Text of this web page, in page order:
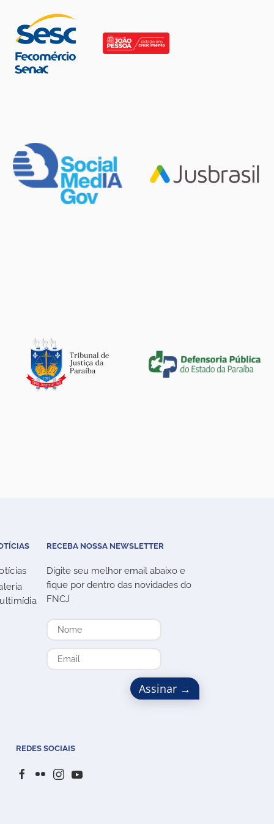
RECEBA NOSSA NEWSLETTER
Digite seu melhor email abaixo e
fique por dentro das novidades do
FNCJ
REDES SOCIAIS